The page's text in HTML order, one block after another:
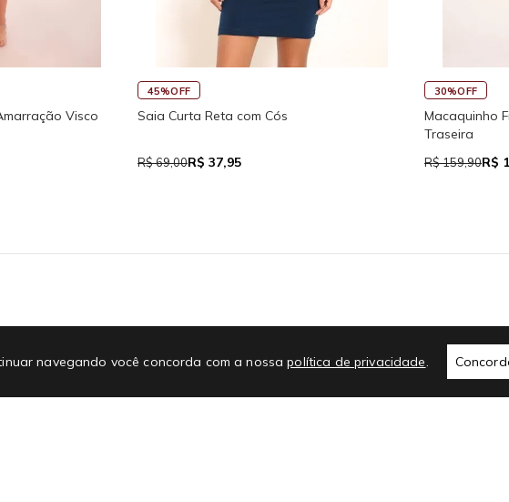
Ikat Com Abertura
45%OFF
Regata Feminina de Alcinhas Reguláveis
R$ 71,00R$ 39,05
45%OFF
Calcinha
Regulador
R$ 139,90
navegando você concorda com a nossapolítica de privacidade.